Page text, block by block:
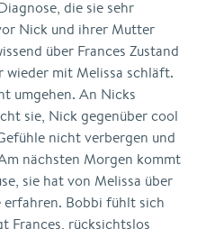
die sie sehr
Nick und ihrer Mutter
über Frances Zustand
wieder mit Melissa schläft.
umgehen. An Nicks
sie, Nick gegenüber cool
nicht verbergen und
nächsten Morgen kommt
sie hat von Melissa über
erfahren. Bobbi fühlt sich
Frances, rücksichtslos